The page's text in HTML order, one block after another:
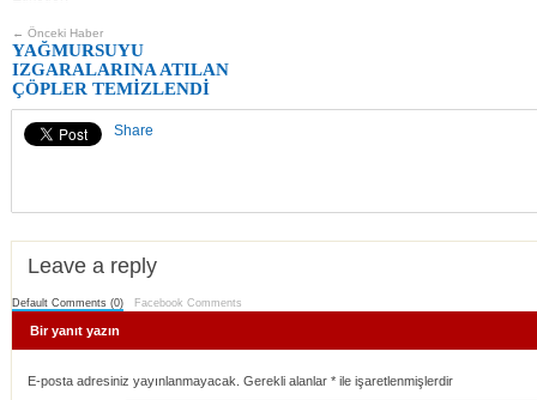
← Önceki Haber
YAĞMURSUYU
IZGARALARINA ATILAN
ÇÖPLER TEMİZLENDİ
Share
Leave a reply
Default Comments (0) Facebook Comments
Bir yanıt yazın
E-posta adresiniz yayınlanmayacak. Gerekli alanlar * ile işaretlenmişlerdir